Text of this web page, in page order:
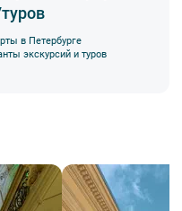
в Петербурге
экскурсий и туров